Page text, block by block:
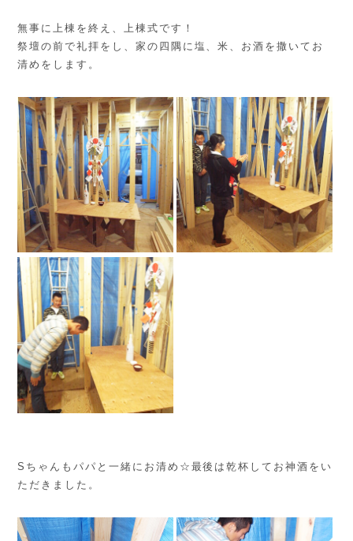
無事に上棟を終え、上棟式です！
祭壇の前で礼拝をし、家の四隅に塩、米、お酒を撒いてお
清めをします。
Sちゃんもパパと一緒にお清め☆最後は乾杯してお神酒をい
ただきました。